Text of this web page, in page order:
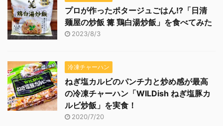
プロが作ったポタージュごはん!?「日清
麺屋の炒飯 篝 鶏白湯炒飯」を食べてみた
2023/8/3
冷凍チャーハン
ねぎ塩カルビのパンチ力と炒め感が最高
の冷凍チャーハン「WILDish ねぎ塩豚カ
ルビ炒飯」を実食！
2020/7/20